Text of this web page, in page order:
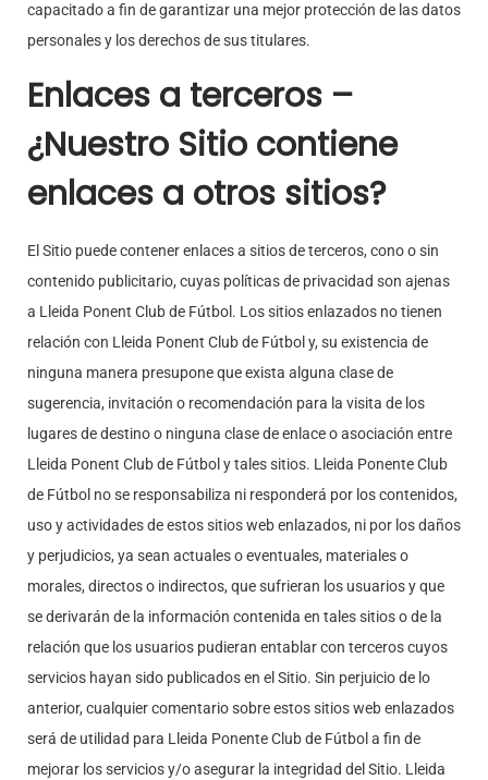
capacitado a fin de garantizar una mejor protección de las datos
personales y los derechos de sus titulares.
Enlaces a terceros –
¿Nuestro Sitio contiene
enlaces a otros sitios?
El Sitio puede contener enlaces a sitios de terceros, cono o sin
contenido publicitario, cuyas políticas de privacidad son ajenas
a Lleida Ponent Club de Fútbol. Los sitios enlazados no tienen
relación con Lleida Ponent Club de Fútbol y, su existencia de
ninguna manera presupone que exista alguna clase de
sugerencia, invitación o recomendación para la visita de los
lugares de destino o ninguna clase de enlace o asociación entre
Lleida Ponent Club de Fútbol y tales sitios. Lleida Ponente Club
de Fútbol no se responsabiliza ni responderá por los contenidos,
uso y actividades de estos sitios web enlazados, ni por los daños
y perjudicios, ya sean actuales o eventuales, materiales o
morales, directos o indirectos, que sufrieran los usuarios y que
se derivarán de la información contenida en tales sitios o de la
relación que los usuarios pudieran entablar con terceros cuyos
servicios hayan sido publicados en el Sitio. Sin perjuicio de lo
anterior, cualquier comentario sobre estos sitios web enlazados
será de utilidad para Lleida Ponente Club de Fútbol a fin de
mejorar los servicios y/o asegurar la integridad del Sitio. Lleida